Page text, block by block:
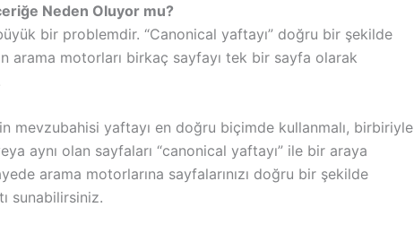
Neden Oluyor mu?
bir problemdir. “Canonical yaftayı” doğru bir şekilde
arama motorları birkaç sayfayı tek bir sayfa olarak
mevzubahisi yaftayı en doğru biçimde kullanmalı, birbiriyle
aynı olan sayfaları “canonical yaftayı” ile bir araya
arama motorlarına sayfalarınızı doğru bir şekilde
sunabilirsiniz.